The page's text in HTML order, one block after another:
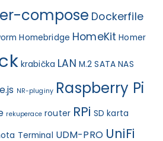
compose Dockerfile
Homebridge HomeKit Homer
krabička LAN M.2 SATA NAS
NR-pluginy Raspberry Pi
rekuperace router RPi SD karta
Terminal UDM-PRO UniFi